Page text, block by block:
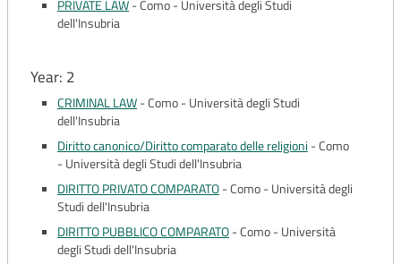
PRIVATE LAW-Como - Università degli Studi
dell'Insubria
Year: 2
CRIMINAL LAW-Como - Università degli Studi
dell'Insubria
Diritto canonico/Diritto comparato delle religioni -Como
- Università degli Studi dell'Insubria
DIRITTO PRIVATO COMPARATO-Como - Università degli
Studi dell'Insubria
DIRITTO PUBBLICO COMPARATO-Como - Università
degli Studi dell'Insubria